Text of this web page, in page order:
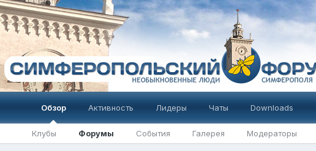
Обзор
Клубы Форумы События Галерея Модераторы
Активность Лидеры Чаты Downloads